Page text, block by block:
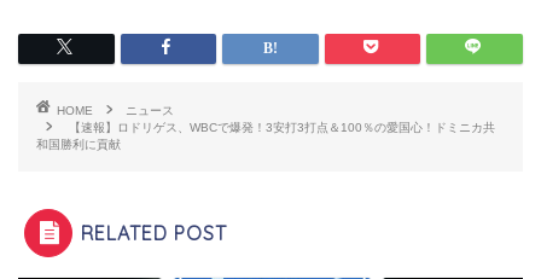
HOME
ニュース
【速報】ロドリゲス、WBCで爆発！3安打3打点＆100％の愛国心！ドミニカ共
和国勝利に貢献
RELATED POST